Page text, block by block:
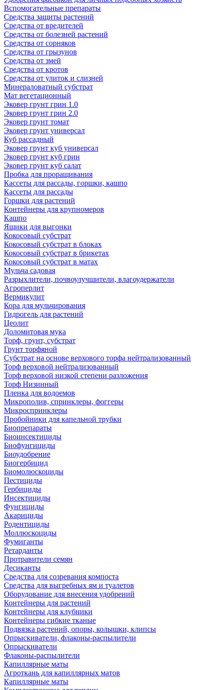
Вспомогательные препараты
Средства защиты растений
Средства от вредителей
Средства от болезней растений
Средства от сорняков
Средства от грызунов
Средства от змей
Средства от кротов
Средства от улиток и слизней
Минераловатный субстрат
Мат вегетационный
Эковер грунт грин 1.0
Эковер грунт грин 2.0
Эковер грунт томат
Эковер грунт универсал
Куб рассадный
Эковер грунт куб универсал
Эковер грунт куб грин
Эковер грунт куб салат
Пробка для проращивания
Кассеты для рассады, горшки, кашпо
Кассеты для рассады
Горшки для растений
Контейнеры для крупномеров
Кашпо
Ящики для выгонки
Кокосовый субстрат
Кокосовый субстрат в блоках
Кокосовый субстрат в брикетах
Кокосовый субстрат в матах
Мульча садовая
Разрыхлители, почвоулучшители, влагоудержатели
Агроперлит
Вермикулит
Кора для мульчирования
Гидрогель для растений
Цеолит
Доломитовая мука
Торф, грунт, субстрат
Грунт торфяной
Субстрат на основе верхового торфа нейтрализованный
Торф верховой нейтрализованный
Торф верховой низкой степени разложения
Торф Низинный
Пленка для водоемов
Микрополив, спринклеры, фоггеры
Микроспринклеры
Пробойники для капельной трубки
Биопрепараты
Биоинсектициды
Биофунгициды
Биоудобрение
Биогербицид
Биомолюскоциды
Пестициды
Гербициды
Инсектициды
Фунгициды
Акарициды
Родентициды
Моллюскоциды
Фумиганты
Ретарданты
Протравители семян
Десиканты
Средства для созревания компоста
Средства для выгребных ям и туалетов
Оборудование для внесения удобрений
Контейнеры для растений
Контейнеры для клубники
Контейнеры гибкие тканые
Подвязка растений, опоры, колышки, клипсы
Опрыскиватели, флаконы-распылители
Опрыскиватели
Флаконы-распылители
Капиллярные маты
Агроткань для капиллярных матов
Капиллярные маты